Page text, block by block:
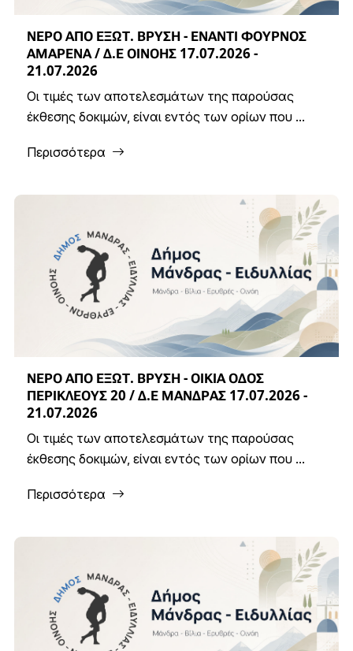
ΝΕΡΟ ΑΠΟ ΕΞΩΤ. ΒΡΥΣΗ - ΕΝΑΝΤΙ ΦΟΥΡΝΟΣ
ΑΜΑΡΕΝΑ / Δ.Ε ΟΙΝΟΗΣ 17.07.2026 -
21.07.2026
Οι τιμές των αποτελεσμάτων της παρούσας
έκθεσης δοκιμών, είναι εντός των ορίων που ...
Περισσότερα
ΝΕΡΟ ΑΠΟ ΕΞΩΤ. ΒΡΥΣΗ - ΟΙΚΙΑ ΟΔΟΣ
ΠΕΡΙΚΛΕΟΥΣ 20 / Δ.Ε ΜΑΝΔΡΑΣ 17.07.2026 -
21.07.2026
Οι τιμές των αποτελεσμάτων της παρούσας
έκθεσης δοκιμών, είναι εντός των ορίων που ...
Περισσότερα